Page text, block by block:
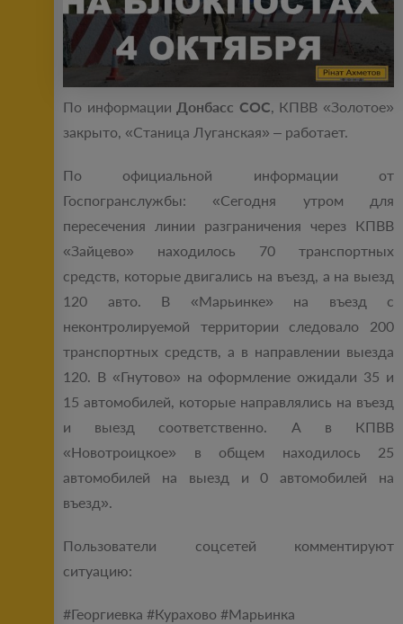
По информации Донбасс СОС, КПВВ «Золотое»
закрыто, «Станица Луганская» – работает.
По официальной информации от
Госпогранслужбы: «Сегодня утром для
пересечения линии разграничения через КПВВ
«Зайцево» находилось 70 транспортных
средств, которые двигались на въезд, а на выезд
120 авто. В «Марьинке» на въезд с
неконтролируемой территории следовало 200
транспортных средств, а в направлении выезда
120. В «Гнутово» на оформление ожидали 35 и
15 автомобилей, которые направлялись на въезд
и выезд соответственно. А в КПВВ
«Новотроицкое» в общем находилось 25
автомобилей на выезд и 0 автомобилей на
въезд».
Пользователи соцсетей комментируют
ситуацию:
#Георгиевка #Курахово #Марьинка